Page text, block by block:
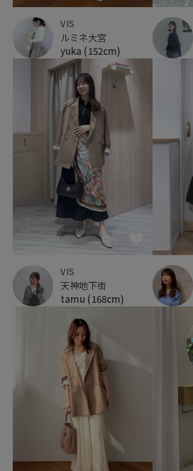
VIS
ルミネ大宮
yuka (152cm)
VIS
天神地下街
tamu (168cm)